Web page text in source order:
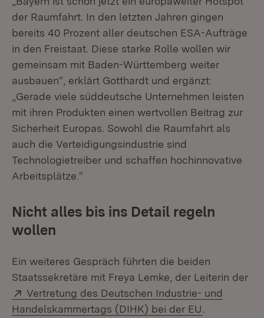
der Raumfahrt. In den letzten Jahren gingen
bereits 40 Prozent aller deutschen ESA-Aufträge
in den Freistaat. Diese starke Rolle wollen wir
gemeinsam mit Baden-Württemberg weiter
ausbauen“, erklärt Gotthardt und ergänzt:
„Gerade viele süddeutsche Unternehmen leisten
mit ihren Produkten einen wertvollen Beitrag zur
Sicherheit Europas. Sowohl die Raumfahrt als
auch die Verteidigungsindustrie sind
Technologietreiber und schaffen hochinnovative
Arbeitsplätze.“
Nicht alles bis ins Detail regeln
wollen
Ein weiteres Gespräch führten die beiden
Staatssekretäre mit Freya Lemke, der Leiterin der
Extern:
Vertretung des Deutschen Industrie- und
Handelskammertags (DIHK) bei der EU